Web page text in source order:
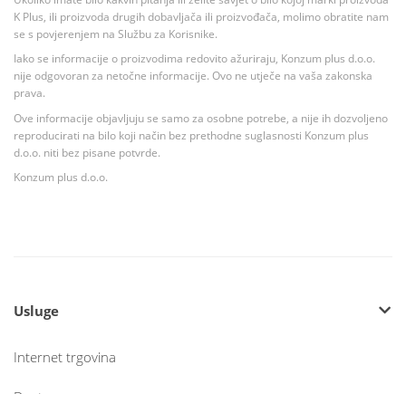
K Plus, ili proizvoda drugih dobavljača ili proizvođača, molimo obratite nam
se s povjerenjem na Službu za Korisnike.
Iako se informacije o proizvodima redovito ažuriraju, Konzum plus d.o.o.
nije odgovoran za netočne informacije. Ovo ne utječe na vaša zakonska
prava.
Ove informacije objavljuju se samo za osobne potrebe, a nije ih dozvoljeno
reproducirati na bilo koji način bez prethodne suglasnosti Konzum plus
d.o.o. niti bez pisane potvrde.
Konzum plus d.o.o.
Usluge
Internet trgovina